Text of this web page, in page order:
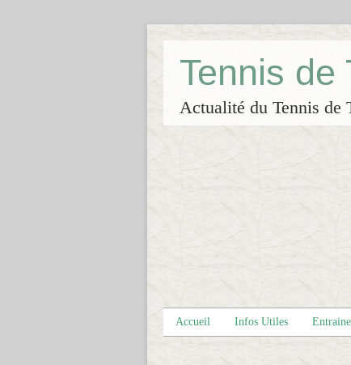
Tennis de
Actualité du Tennis de
Accueil Infos Utiles